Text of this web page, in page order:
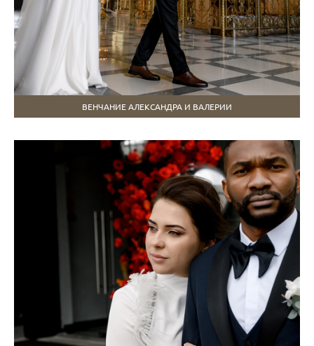
ВЕНЧАНИЕ АЛЕКСАНДРА И ВАЛЕРИИ